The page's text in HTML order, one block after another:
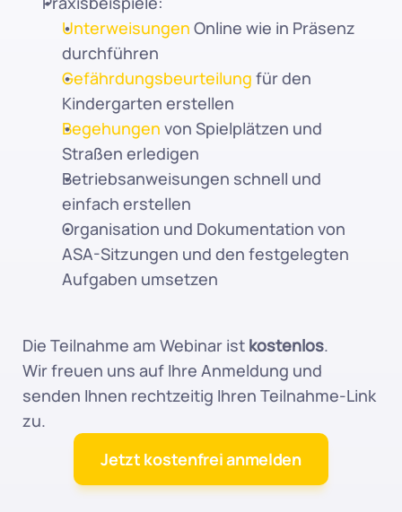
Unterweisungen Online wie in Präsenz
durchführen
Gefährdungsbeurteilung für den
Kindergarten erstellen
Begehungen von Spielplätzen und
Straßen erledigen
Betriebsanweisungen schnell und
einfach erstellen
Organisation und Dokumentation von
ASA-Sitzungen und den festgelegten
Aufgaben umsetzen
Die Teilnahme am Webinar ist kostenlos.
Wir freuen uns auf Ihre Anmeldung und
senden Ihnen rechtzeitig Ihren Teilnahme-Link
zu.
Jetzt kostenfrei anmelden